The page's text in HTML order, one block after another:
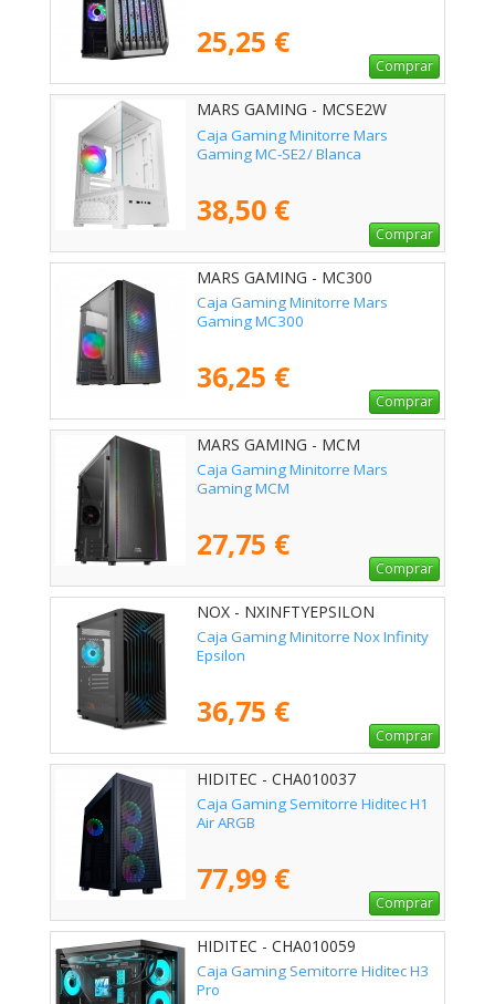
25,25 €
Comprar
MARS GAMING - MCSE2W
Caja Gaming Minitorre Mars
Gaming MC-SE2/ Blanca
38,50 €
Comprar
MARS GAMING - MC300
Caja Gaming Minitorre Mars
Gaming MC300
36,25 €
Comprar
MARS GAMING - MCM
Caja Gaming Minitorre Mars
Gaming MCM
27,75 €
Comprar
NOX - NXINFTYEPSILON
Caja Gaming Minitorre Nox Infinity
Epsilon
36,75 €
Comprar
HIDITEC - CHA010037
Caja Gaming Semitorre Hiditec H1
Air ARGB
77,99 €
Comprar
HIDITEC - CHA010059
Caja Gaming Semitorre Hiditec H3
Pro